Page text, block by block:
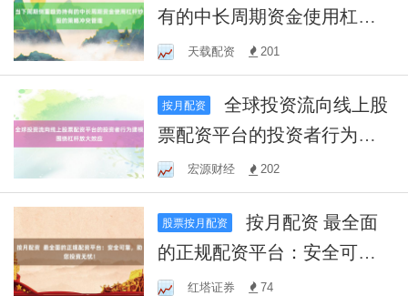
有的中长周期资金使用杠杆
炒股的策略冲突管理
天载配资 201
按月配资
全球投资流向线上股
票配资平台的投资者行为建
模围绕杠杆放大效应
宏源财经 202
股票按月配资
按月配资 最全面
的正规配资平台：安全可
靠，助您投资无忧！
红塔证券 74